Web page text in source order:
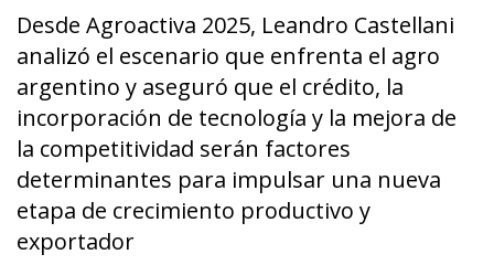
Desde Agroactiva 2025, Leandro Castellani
analizó el escenario que enfrenta el agro
argentino y aseguró que el crédito, la
incorporación de tecnología y la mejora de
la competitividad serán factores
determinantes para impulsar una nueva
etapa de crecimiento productivo y
exportador